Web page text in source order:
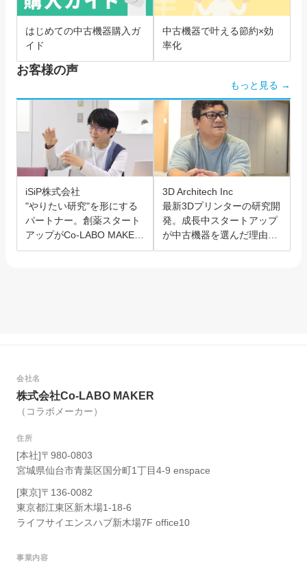
はじめての中古機器購入ガ
イド
中古機器で叶える節約×効
率化
お客様の声
もっと見る →
iSiP株式会社
"やりたい研究"を形にする
パートナー。創薬スタート
アップがCo-LABO MAKER
を選んだ理由。
3D Architech Inc
最新3Dプリンターの研究開
発。成長中スタートアップ
が中古機器を選んだ理由と
は？
会社名
株式会社Co-LABO MAKER
（コラボメーカー）
住所
[本社]〒980-0803
宮城県仙台市青葉区国分町1丁目4-9 enspace
[東京]〒136-0082
東京都江東区新木場1-18-6
ライフサイエンスハブ新木場7F office10
事業内容